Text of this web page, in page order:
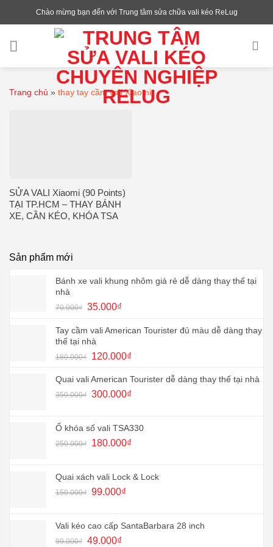
đến
dung
Chào mừng bạn đến với Trung tâm sửa chữa vali kéo ReLug
Trang chủ » thay tay cầm vali Xiaomi
SỬA VALI Xiaomi (90 Points)
TẠI TP.HCM – THAY BÁNH
XE, CẦN KÉO, KHÓA TSA
Sản phẩm mới
Bánh xe vali khung nhôm giá rẻ dễ dàng thay thế tại
nhà
70.000₫
Giá
là:
70.000₫.
35.000₫Giá
tại
35.000₫.
Tay cầm vali American Tourister đủ màu dễ dàng thay
thế tại nhà
180.000₫
Giá
là:
180.000₫.
120.000₫Giá
tại
là:
Quai vali American Tourister dễ dàng thay thế tại nhà
350.000₫
Giá
350.000₫.
300.000₫Giá
là:
300.000₫.
Ổ khóa số vali TSA330
250.000₫
Giá
250.000₫.
180.000₫Giá
là:
Quai xách vali Lock & Lock
150.000₫ Giá
150.000₫.
99.000₫Giá
là:
Vali kéo cao cấp SantaBarbara 28 inch
99.000₫ Giá
49.000₫Giá